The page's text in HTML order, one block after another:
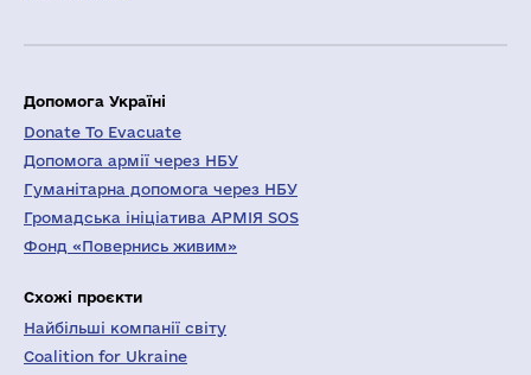
Допомога Україні
Donate To Evacuate
Допомога армії через НБУ
Гуманітарна допомога через НБУ
Громадська ініціатива АРМІЯ SOS
Фонд «Повернись живим»
Схожі проєкти
Найбільші компанії світу
Coalition for Ukraine